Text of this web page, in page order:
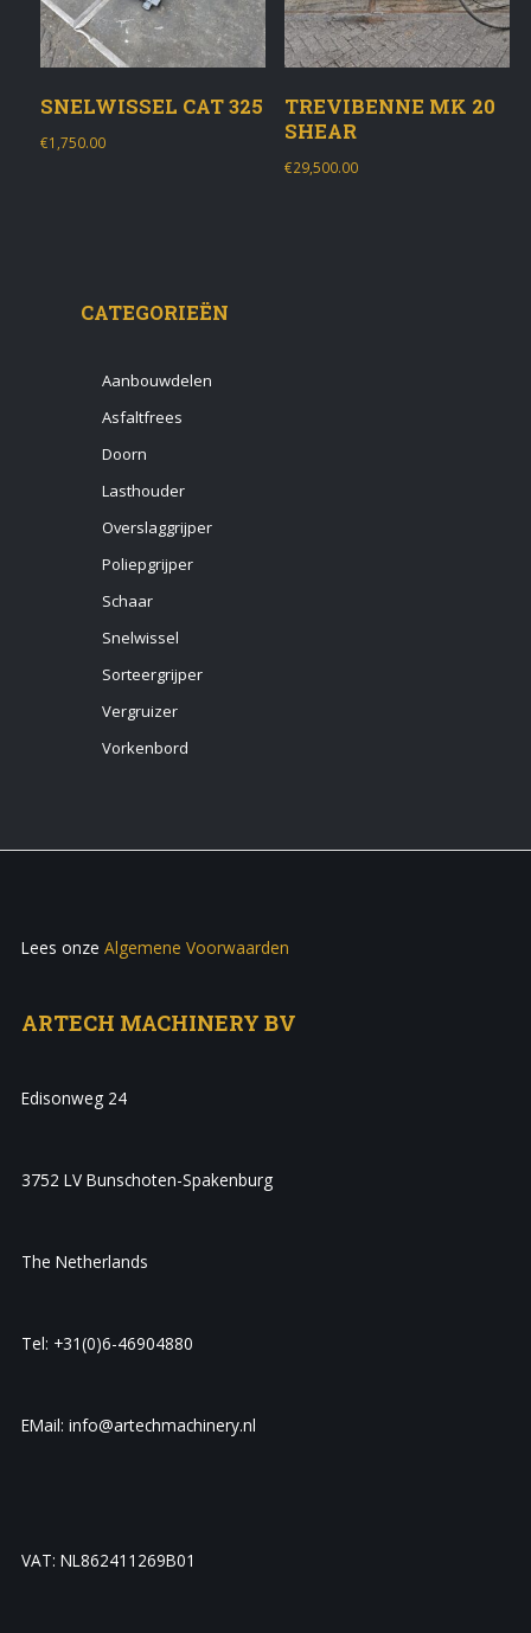
SNELWISSEL CAT 325
€1,750.00
TREVIBENNE MK 20
SHEAR
€29,500.00
CATEGORIEËN
Aanbouwdelen
Asfaltfrees
Doorn
Lasthouder
Overslaggrijper
Poliepgrijper
Schaar
Snelwissel
Sorteergrijper
Vergruizer
Vorkenbord
Lees onze Algemene Voorwaarden
ARTECH MACHINERY BV
Edisonweg 24
3752 LV Bunschoten-Spakenburg
The Netherlands
Tel: +31(0)6-46904880
EMail: info@artechmachinery.nl
VAT: NL862411269B01